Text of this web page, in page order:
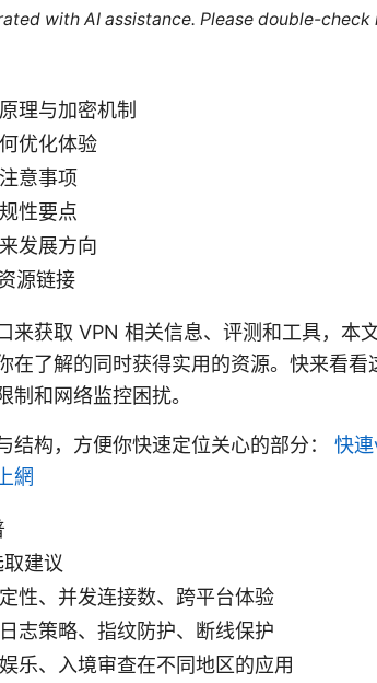
with AI assistance. Please double-
理与加密机制
优化体验
意事项
性要点
发展方向
源链接
来获取 VPN 相关信息、评测和工具，本
在了解的同时获得实用的资源。快来看看
和网络监控困扰。
结构，方便你快速定位关心的部分： 快
網
建议
性、并发连接数、跨平台体验
志策略、指纹防护、断线保护
乐、入境审查在不同地区的应用